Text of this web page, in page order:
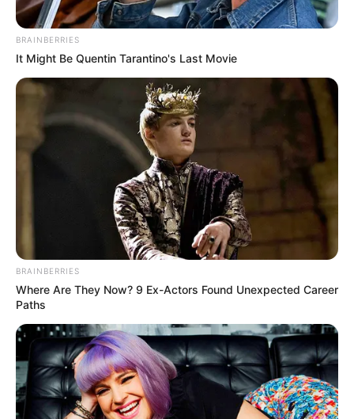
Újabb fejezet nyílt Hatvanpuszta ügyében: a
Magyar Építész Kamara etikai-fegyelmi eljárást
indított Taraczky Dániel, a hatvanpusztai beruházás
tervezője ellen. A vizsgálatot Hadházy Ákos
BRAINBERRIES
It Might Be Quentin Tarantino's Last Movie
BRAINBERRIES
Where Are They Now? 9 Ex-Actors Found Unexpected Career
Paths